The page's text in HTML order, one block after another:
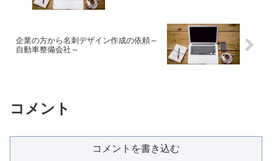
企業の方から名刺デザイン作成の依頼～
自動車整備会社～
コメント
コメントを書き込む